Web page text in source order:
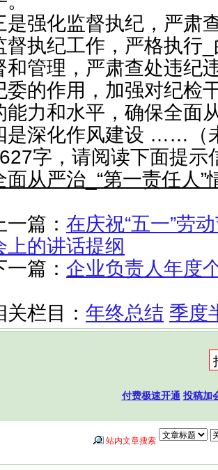
是强化监督执纪，严肃
督执纪工作，严格执行
和管理，严肃查处违纪
委的作用，加强对纪检
能力和水平，确保全面
是深化作风建设 ……（
字，请阅读下面提示
面从严治_“第一责任人”
一篇： 在庆祝“五一”劳
上的讲话提纲
一篇： 企业负责人年度
关栏目： 年终总结 季度
付费极速开通 投稿加
站内文章搜索